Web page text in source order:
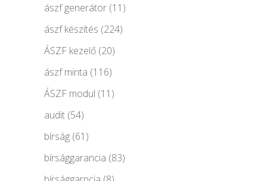
ászf generátor (11)
ászf készítés (224)
ÁSZF kezelő (20)
ászf minta (116)
ÁSZF modul (11)
audit (54)
bírság (61)
bírsággarancia (83)